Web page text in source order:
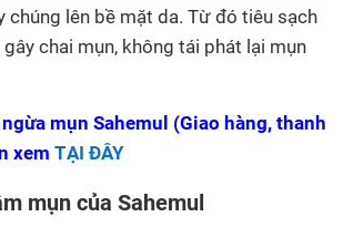
chúng lên bề mặt da. Từ đó tiêu sạch
gây chai mụn, không tái phát lại mụn
mụn Sahemul (Giao hàng, thanh
xem TẠI ĐÂY
mụn của Sahemul